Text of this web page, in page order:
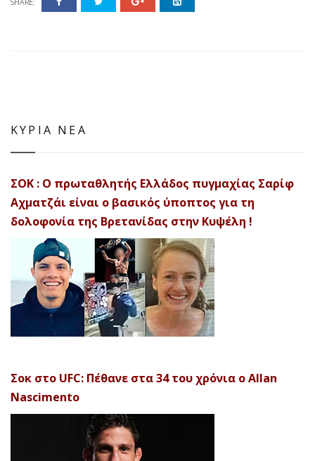
ΚΥΡΙΑ ΝΕΑ
ΣΟΚ : Ο πρωταθλητής Ελλάδος πυγμαχίας Σαρίφ
Αχματζάι είναι ο βασικός ύποπτος για τη
δολοφονία της Βρετανίδας στην Κυψέλη !
Σοκ στο UFC: Πέθανε στα 34 του χρόνια ο Allan
Nascimento